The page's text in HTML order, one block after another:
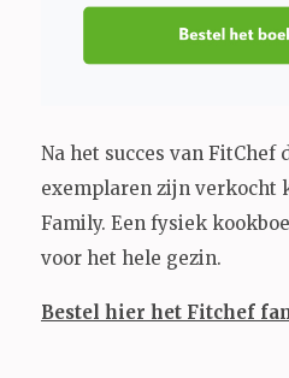
Na het succes van FitChef
exemplaren zijn verkocht
Family. Een fysiek
voor het hele gezin.
Bestel hier het Fitchef